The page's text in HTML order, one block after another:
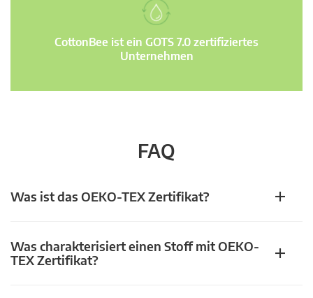
CottonBee ist ein GOTS 7.0 zertifiziertes
Unternehmen
FAQ
Was ist das OEKO-TEX Zertifikat?
Was charakterisiert einen Stoff mit OEKO-
TEX Zertifikat?